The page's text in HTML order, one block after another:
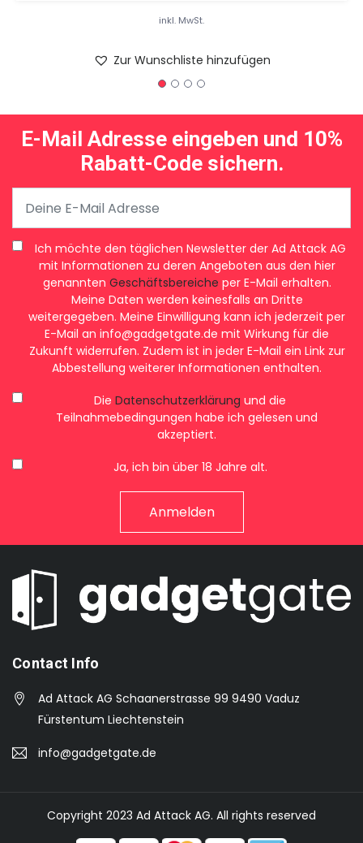
inkl. MwSt.
Zur Wunschliste hinzufügen
E-Mail Adresse eingeben und 10%
Rabatt-Code sichern.
Ich möchte den täglichen Newsletter der Ad Attack AG
mit Informationen zu deren Angeboten aus den hier
genannten Geschäftsbereiche per E-Mail erhalten.
Meine Daten werden keinesfalls an Dritte
weitergegeben. Meine Einwilligung kann ich jederzeit per
E-Mail an info@gadgetgate.de mit Wirkung für die
Zukunft widerrufen. Zudem ist in jeder E-Mail ein Link zur
Abbestellung weiterer Informationen enthalten.
Die Datenschutzerklärung und die
Teilnahmebedingungen habe ich gelesen und
akzeptiert.
Ja, ich bin über 18 Jahre alt.
Contact Info
Ad Attack AG Schaanerstrasse 99 9490 Vaduz
Fürstentum Liechtenstein
info@gadgetgate.de
Copyright 2023 Ad Attack AG. All rights reserved